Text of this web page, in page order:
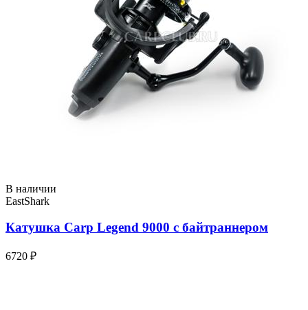
В наличии
EastShark
Катушка Carp Legend 9000 с байтраннером
6720 ₽